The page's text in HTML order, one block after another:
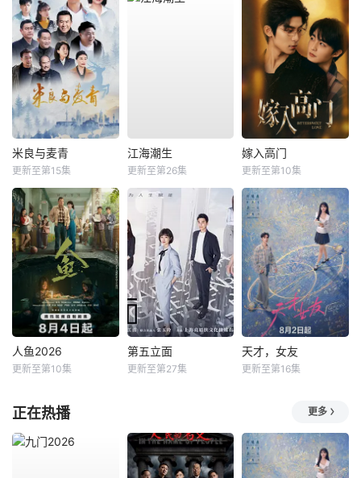
米良与麦青
更新至第15集
江海潮生
更新至第26集
嫁入高门
更新至第10集
人鱼2026
更新至第10集
第五立面
更新至第27集
天才，女友
更新至第16集
正在热播 更多